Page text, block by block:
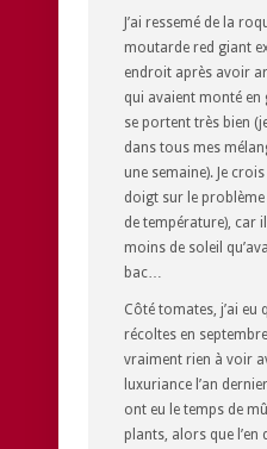
J’ai ressemé de la
moutarde red giant
endroit après avoir
qui avaient monté en
se portent très bien
dans tous mes
une semaine). Je
doigt sur le problème
de température), car
moins de soleil
bac…
Côté tomates, j’ai eu
récoltes en
vraiment rien à voir
luxuriance l’an
ont eu le temps de
plants, alors que l’en